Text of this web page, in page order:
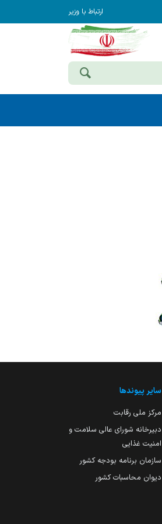
ارتباط با وزیر
سایر پیوندها
مرکز ملی رقابت
دبیرخانه شورای عالی سلامت و
امنیت غذایی
سازمان برنامه بودجه کشور
دیوان محاسبات کشور